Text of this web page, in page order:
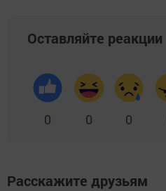
Оставляйте реакции
0 0 0
Расскажите друзьям